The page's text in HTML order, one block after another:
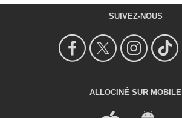
SUIVEZ-NOUS
ALLOCINÉ SUR MOBILE